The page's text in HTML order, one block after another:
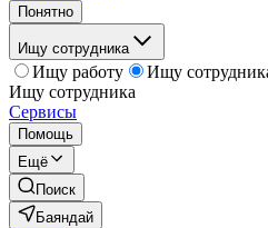
Понятно
Ищу сотрудника
Ищу работу
Ищу
Ищу сотрудника
Сервисы
Помощь
Ещё
Поиск
Баяндай